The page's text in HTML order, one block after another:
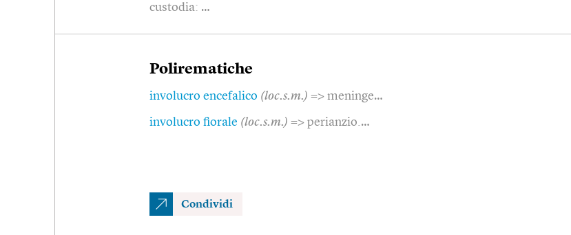
custodia: …
Polirematiche
involucro encefalico (loc.s.m.) => meninge…
involucro fiorale (loc.s.m.) => perianzio.…
Condividi